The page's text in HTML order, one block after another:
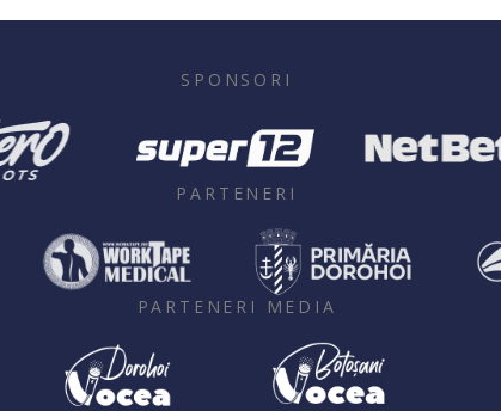
SPONSORI
PARTENERI
PARTENERI MEDIA